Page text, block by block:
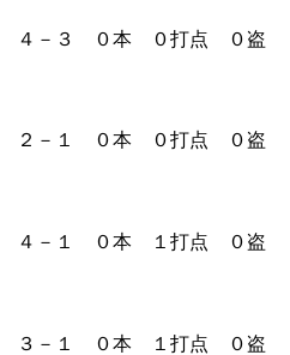
０本 ０打点 ０盗
０本 ０打点 ０盗
０本 １打点 ０盗
１ ０本 １打点 ０盗